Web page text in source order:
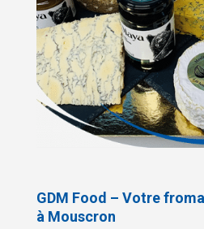
GDM Food – Votre
à Mouscron